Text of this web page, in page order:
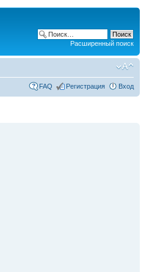
Расширенный поиск
FAQ Регистрация Вход